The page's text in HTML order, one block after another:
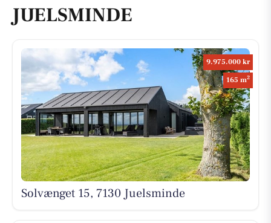
JUELSMINDE
9.975.000 kr
165 m2
Solvænget 15, 7130 Juelsminde